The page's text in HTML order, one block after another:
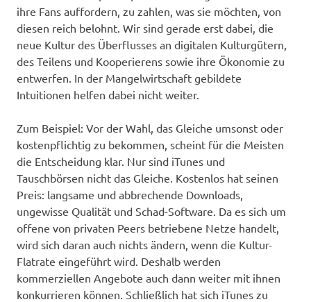
ihre Fans auffordern, zu zahlen, was sie möchten, von
diesen reich belohnt. Wir sind gerade erst dabei, die
neue Kultur des Überflusses an digitalen Kulturgütern,
des Teilens und Kooperierens sowie ihre Ökonomie zu
entwerfen. In der Mangelwirtschaft gebildete
Intuitionen helfen dabei nicht weiter.
Zum Beispiel: Vor der Wahl, das Gleiche umsonst oder
kostenpflichtig zu bekommen, scheint für die Meisten
die Entscheidung klar. Nur sind iTunes und
Tauschbörsen nicht das Gleiche. Kostenlos hat seinen
Preis: langsame und abbrechende Downloads,
ungewisse Qualität und Schad-Software. Da es sich um
offene von privaten Peers betriebene Netze handelt,
wird sich daran auch nichts ändern, wenn die Kultur-
Flatrate eingeführt wird. Deshalb werden
kommerziellen Angebote auch dann weiter mit ihnen
konkurrieren können. Schließlich hat sich iTunes zu